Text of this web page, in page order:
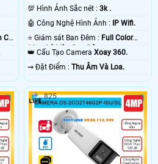
Có
💯 Hình Ảnh Sắc nét :3k .
🤖️ Công Nghệ Hình Ảnh :
IP Wifi.
⭐ Giám sát Ban Đêm : Full Color
30m Có Màu Ban Ðêm.
👑 Cấu Tạo CameraXoay 360.
️⇝ Đặt Điểm :Thu Âm Và Loa.
825